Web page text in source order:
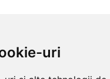
uri